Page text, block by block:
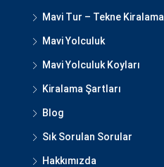
Mavi Tur – Tekne Kiralama
Mavi Yolculuk
Mavi Yolculuk Koyları
Kiralama Şartları
Blog
Sık Sorulan Sorular
Hakkımızda